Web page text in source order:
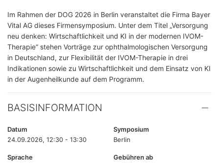
Im Rahmen der DOG 2026 in Berlin veranstaltet die Firma Bayer
Vital AG dieses Firmensymposium. Unter dem Titel „Versorgung
neu denken: Wirtschaftlichkeit und KI in der modernen IVOM-
Therapie“ stehen Vorträge zur ophthalmologischen Versorgung
in Deutschland, zur Flexibilität der IVOM-Therapie in drei
Indikationen sowie zu Wirtschaftlichkeit und dem Einsatz von KI
in der Augenheilkunde auf dem Programm.
BASISINFORMATION
Datum
24.09.2026, 12:30 - 13:30
Symposium
Berlin
Sprache
Gebühren ab